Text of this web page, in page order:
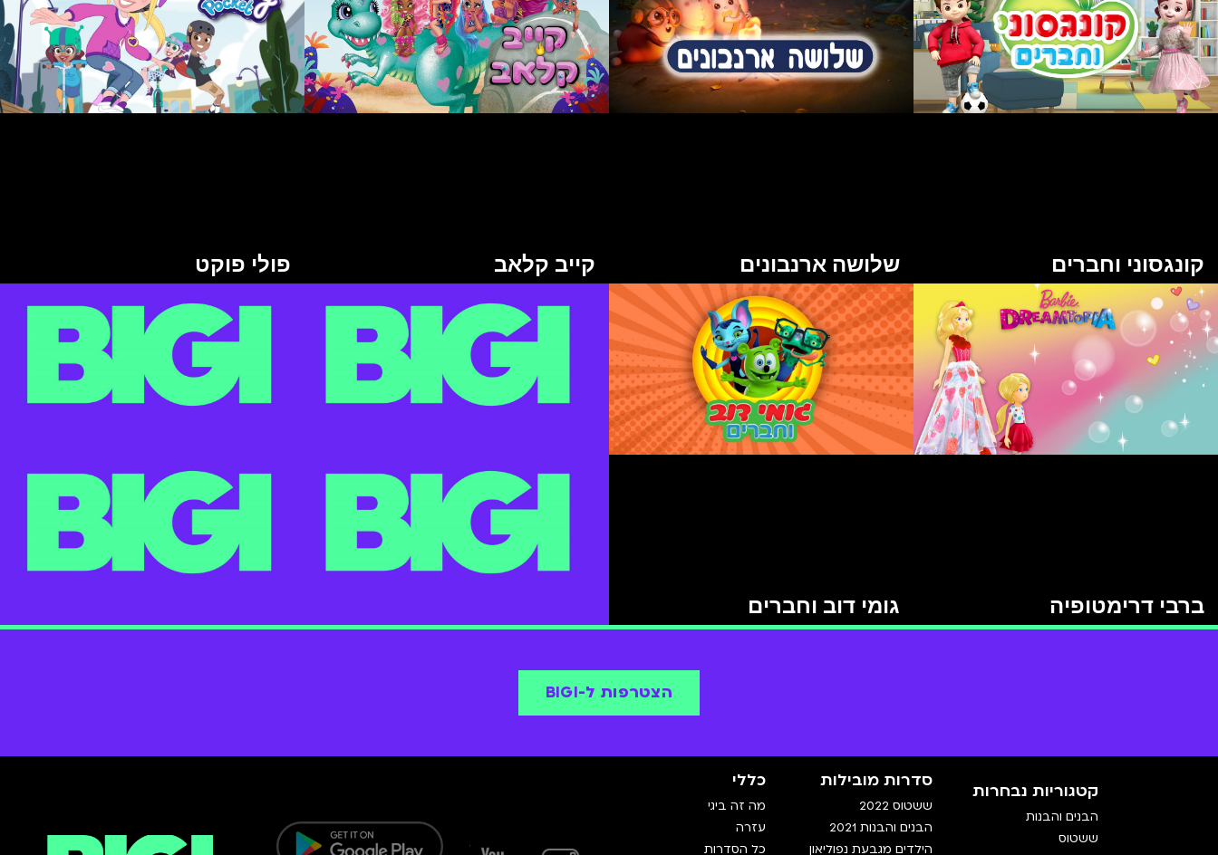
קונגסוני וחברים שלושה ארנבונים קייב קלאב פולי פוקט
ברבי דרימטופיה גומי דוב וחברים
הצטרפות ל-BIGI
קטגוריות נבחרות
הבנים והבנות
ששטוס
סדרות מובילות
ששטוס 2022
הבנים והבנות 2021
הילדים מגבעת נפוליאון
כללי
מה זה ביגי
עזרה
כל הסדרות